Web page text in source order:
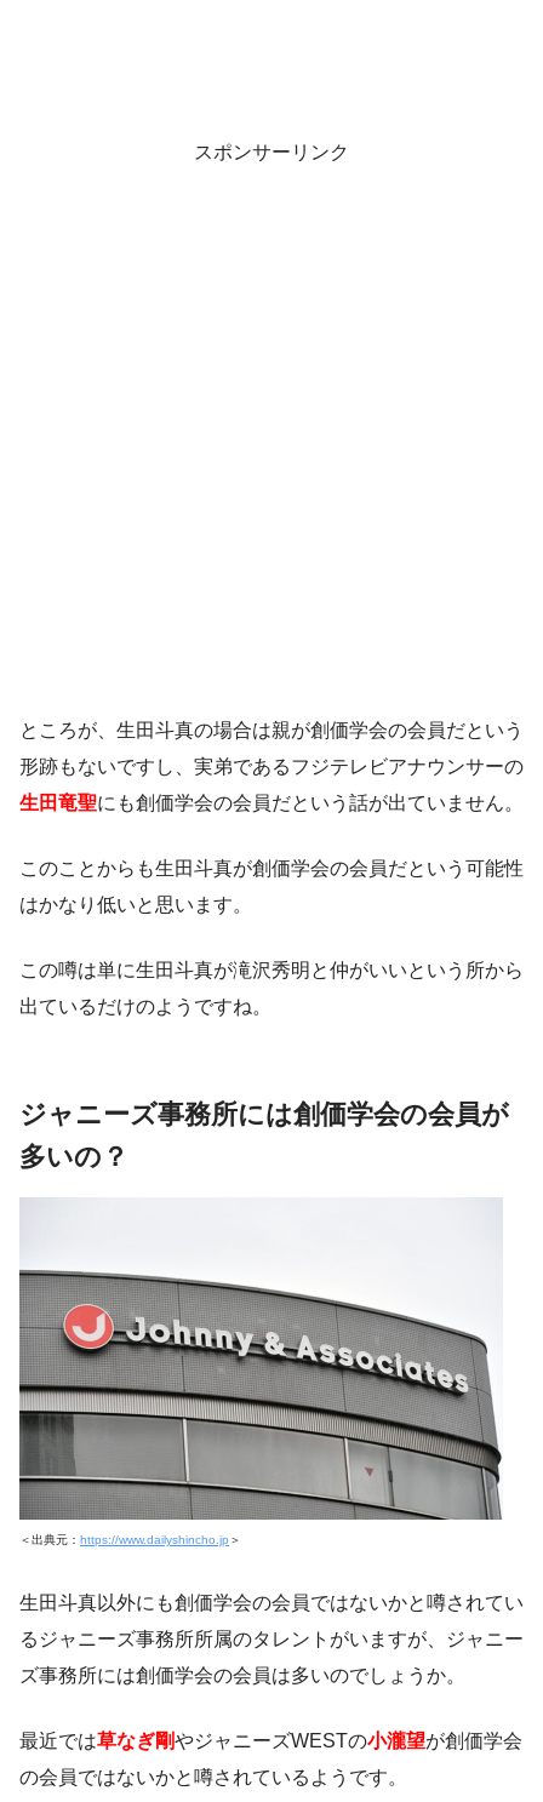
スポンサーリンク
ところが、生田斗真の場合は親が創価学会の会員だという
形跡もないですし、実弟であるフジテレビアナウンサーの
生田竜聖にも創価学会の会員だという話が出ていません。
このことからも生田斗真が創価学会の会員だという可能性
はかなり低いと思います。
この噂は単に生田斗真が滝沢秀明と仲がいいという所から
出ているだけのようですね。
ジャニーズ事務所には創価学会の会員が
多いの？
＜出典元： https://www.dailyshincho.jp ＞
生田斗真以外にも創価学会の会員ではないかと噂されてい
るジャニーズ事務所所属のタレントがいますが、ジャニー
ズ事務所には創価学会の会員は多いのでしょうか。
最近では草なぎ剛やジャニーズWESTの小瀧望が創価学会
の会員ではないかと噂されているようです。